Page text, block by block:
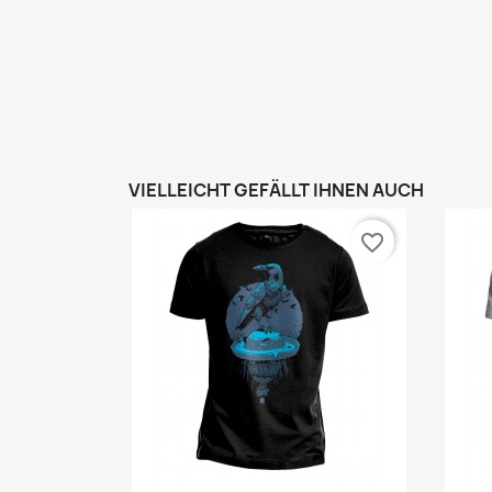
VIELLEICHT GEFÄLLT IHNEN AUCH
favorite_border